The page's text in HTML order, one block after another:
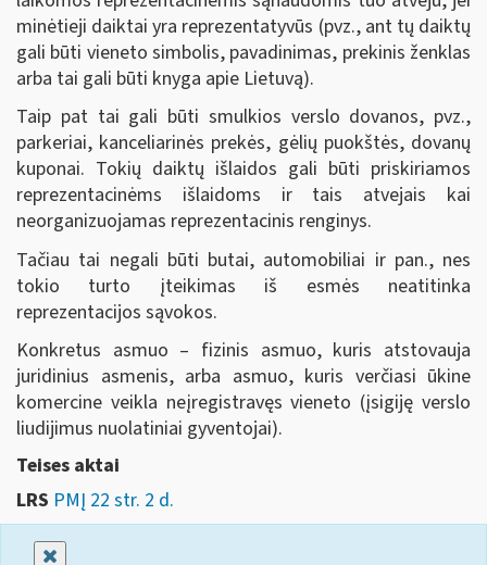
minėtieji daiktai yra reprezentatyvūs (pvz., ant tų daiktų
gali būti vieneto simbolis, pavadinimas, prekinis ženklas
arba tai gali būti knyga apie Lietuvą).
Taip pat tai gali būti smulkios verslo dovanos, pvz.,
parkeriai, kanceliarinės prekės, gėlių puokštės, dovanų
kuponai. Tokių daiktų išlaidos gali būti priskiriamos
reprezentacinėms išlaidoms ir tais atvejais kai
neorganizuojamas reprezentacinis renginys.
Tačiau tai negali būti butai, automobiliai ir pan., nes
tokio turto įteikimas iš esmės neatitinka
reprezentacijos sąvokos.
Konkretus asmuo – fizinis asmuo, kuris atstovauja
juridinius asmenis, arba asmuo, kuris verčiasi ūkine
komercine veikla neįregistravęs vieneto (įsigiję verslo
liudijimus nuolatiniai gyventojai).
Teises aktai
LRS PMĮ 22 str. 2 d.